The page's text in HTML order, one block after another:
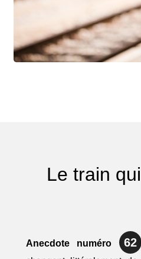
Le train
Anecdote numéro 62